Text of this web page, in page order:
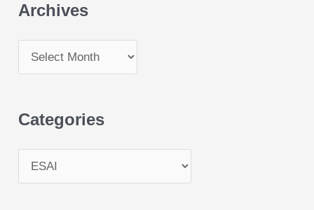
r
c
o
Archives
Categories